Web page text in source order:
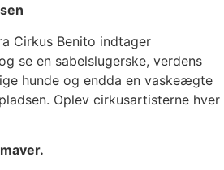
Cirkus Benito indtager
se en sabelslugerske, verdens
hunde og endda en vaskeægte
Oplev cirkusartisterne hver